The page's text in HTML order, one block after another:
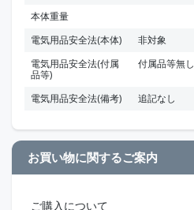
本体重量
電気用品安全法(本体)
非対象
電気用品安全法(付属
品等)
付属品等無し
電気用品安全法(備考) 追記なし
お買い物に関するご案内
ご購入について